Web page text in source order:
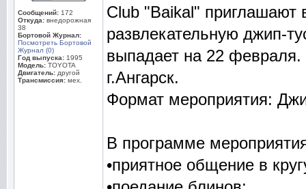
Сообщений: 172
Откуда: внедорожная
38
Бортовой Журнал:
Посмотреть Бортовой
Журнал (0)
Год выпуска: 1995
Модель: TOYOTA
Двигатель: другой
Трансмиссия: мех.
Club "Baikal" приглашают
развлекательную джип-
выпадает на 22 февраля.
г.Ангарск.
Формат мероприятия:
В программе
•приятное общение в